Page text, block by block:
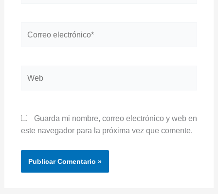
electrónico*
Guarda mi nombre, correo electrónico y web en
este navegador para la próxima vez que comente.